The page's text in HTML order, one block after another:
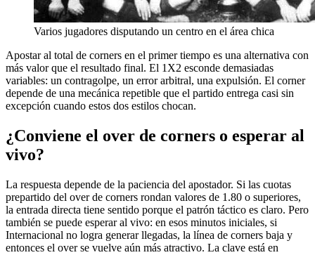
Varios jugadores disputando un centro en el área chica
Apostar al total de corners en el primer tiempo es una alternativa con
más valor que el resultado final. El 1X2 esconde demasiadas
variables: un contragolpe, un error arbitral, una expulsión. El corner
depende de una mecánica repetible que el partido entrega casi sin
excepción cuando estos dos estilos chocan.
¿Conviene el over de corners o esperar al
vivo?
La respuesta depende de la paciencia del apostador. Si las cuotas
prepartido del over de corners rondan valores de 1.80 o superiores,
la entrada directa tiene sentido porque el patrón táctico es claro. Pero
también se puede esperar al vivo: en esos minutos iniciales, si
Internacional no logra generar llegadas, la línea de corners baja y
entonces el over se vuelve aún más atractivo. La clave está en